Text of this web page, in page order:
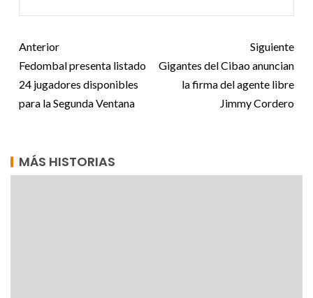
Anterior
Fedombal presenta listado
24 jugadores disponibles
para la Segunda Ventana
Siguiente
Gigantes del Cibao anuncian
la firma del agente libre
Jimmy Cordero
MÁS HISTORIAS